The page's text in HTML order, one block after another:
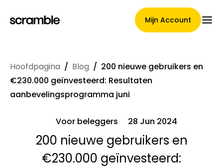
Mijn Account
Hoofdpagina
Voorwaarden voor
claimtoewijzing
Hoofdpagina / Blog / 200 nieuwe gebruikers en
€230.000 geïnvesteerd: Resultaten
aanbevelingsprogramma juni
Voor beleggers 28 Jun 2024
200 nieuwe gebruikers en
€230.000 geïnvesteerd: